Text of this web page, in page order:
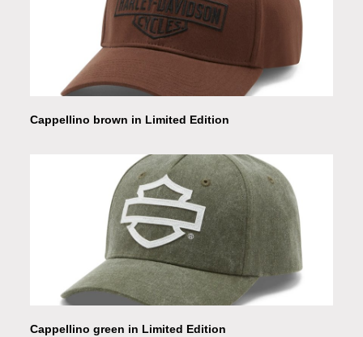
Cappellino brown in Limited Edition
Cappellino green in Limited Edition